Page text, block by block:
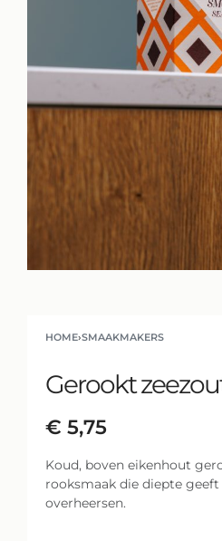
HOME›SMAAKMAKERS
Gerookt
€ 5,75
Koud, boven eikenhout
rooksmaak die diepte
overheersen.